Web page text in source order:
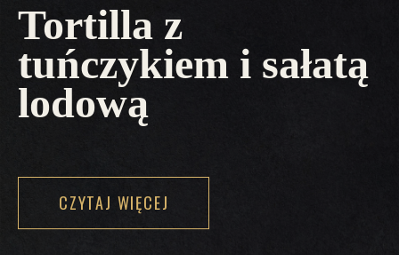
Tortilla z
tuńczykiem i sałatą
lodową
CZYTAJ WIĘCEJ